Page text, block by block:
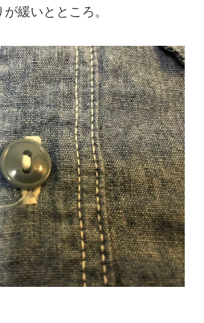
緩いとところ。